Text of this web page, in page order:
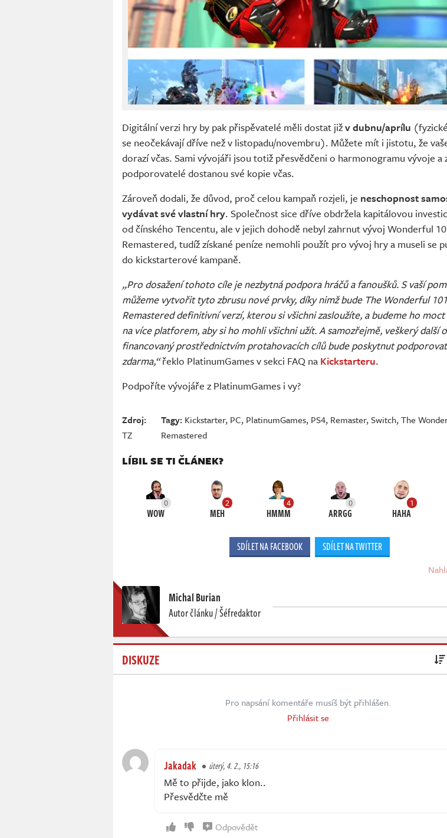
Digitální verzi hry by pak přispěvatelé měli dostat jižv dubnu/aprílu
se neočekávají dříve než v listopadu/novembru). Můžete mít i jistotu, že
dorazí včas. Sami vývojáři jsou totiž přesvědčeni o harmonogramu vývoje a
podporovatelé dostanou své kopie včas.
Zároveň dodali, že důvod, proč celou kampaň rozjeli, je neschopnost
vydávat své vlastní hry. Společnost sice dříve obdržela kapitálovou
od čínského Tencentu, ale v jejich dohodě nebyl zahrnut vývoj Wonderful
Remastered, tudíž získané peníze nemohli použít pro vývoj hry a museli se
do kickstarterové kampaně.
„Pro dosažení tohoto cíle je nezbytná podpora hráčů a fanoušků. S vaší
můžeme vytvořit tyto zbrusu nové prvky, díky nimž bude The Wonderful
Remastered definitivní verzí, kterou si všichni zasloužíte, a budeme ho
na více platforem, aby si ho mohli všichni užít. A samozřejmě, veškerý další
financovaný prostřednictvím protahovacích cílů bude poskytnut
zdarma,“řeklo PlatinumGames v sekci FAQ na Kickstarteru.
Podpoříte vývojáře z PlatinumGames i vy?
Zdroj:
TZ
Tagy: Kickstarter, PC, PlatinumGames, PS4, Remaster,Switch,The
Remastered
LÍBIL SE TI ČLÁNEK?
0
WOW
2
MEH
4
HMMM
0
ARRGG
1
HAHA
SDÍLET NA FACEBOOK SDÍLET NA TWITTER
Michal Burian
Autor článku / Šéfredaktor
DISKUZE
Pro napsání komentáře musíš být přihlášen.
Přihlásit se
Jakadak úterý, 4. 2., 15:16
Mě to přijde, jako klon..
Přesvědčte mě
Odpovědět